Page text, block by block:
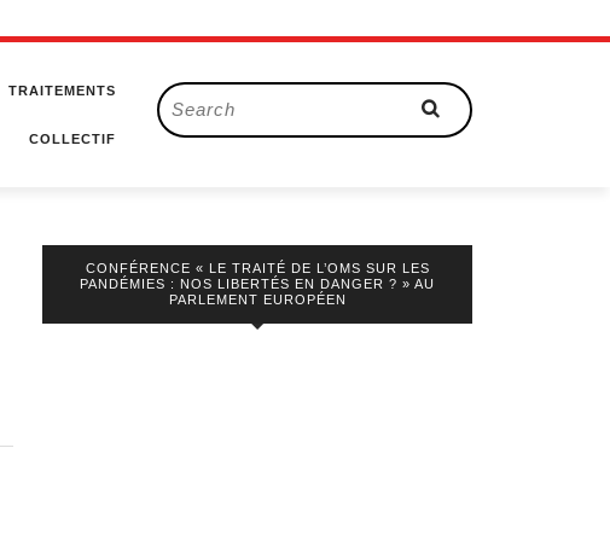
TRAITEMENTS
COLLECTIF
Search
for:
CONFÉRENCE « LE TRAITÉ DE L’OMS SUR LES
PANDÉMIES : NOS LIBERTÉS EN DANGER ? » AU
PARLEMENT EUROPÉEN